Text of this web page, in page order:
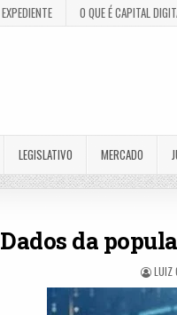
EXPEDIENTE O QUE É CAPITAL
LEGISLATIVO MERCADO
Dados da
LUIZ